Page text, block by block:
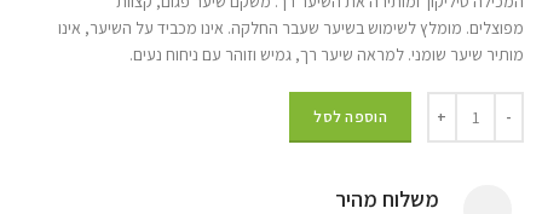
מפוצלים. מומלץ לשימוש בשיער שעבר החלקה. אינו מכביד על השיער, אינו
מותיר שיער שומני. למראה שיער רך, גמיש וזוהר עם ניחוח נעים.
הוספה לסל
משלוח מהיר